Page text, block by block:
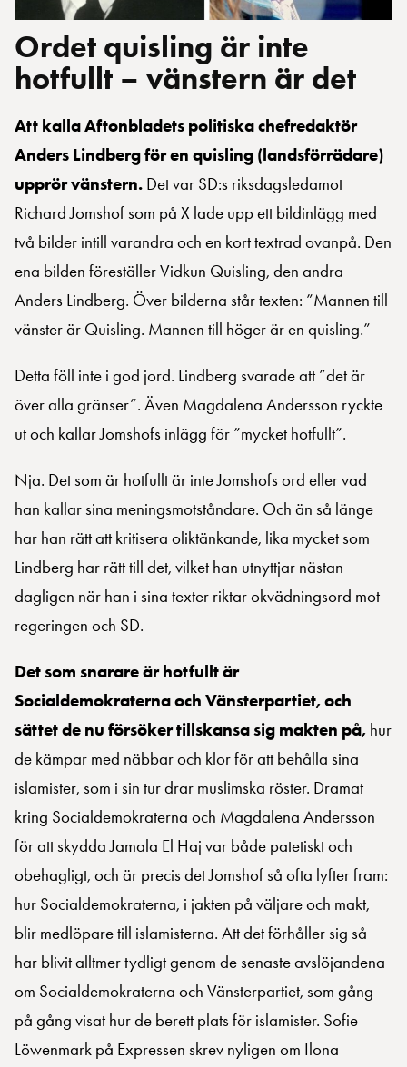
Ordet quisling är inte
hotfullt – vänstern är det
Att kalla Aftonbladets politiska chefredaktör
Anders Lindberg för en quisling (landsförrädare)
upprör vänstern. Det var SD:s riksdagsledamot
Richard Jomshof som på X lade upp ett bildinlägg med
två bilder intill varandra och en kort textrad ovanpå. Den
ena bilden föreställer Vidkun Quisling, den andra
Anders Lindberg. Över bilderna står texten: ”Mannen till
vänster är Quisling. Mannen till höger är en quisling.”
Detta föll inte i god jord. Lindberg svarade att ”det är
över alla gränser”. Även Magdalena Andersson ryckte
ut och kallar Jomshofs inlägg för ”mycket hotfullt”.
Nja. Det som är hotfullt är inte Jomshofs ord eller vad
han kallar sina meningsmotståndare. Och än så länge
har han rätt att kritisera oliktänkande, lika mycket som
Lindberg har rätt till det, vilket han utnyttjar nästan
dagligen när han i sina texter riktar okvädningsord mot
regeringen och SD.
Det som snarare är hotfullt är
Socialdemokraterna och Vänsterpartiet, och
sättet de nu försöker tillskansa sig makten på, hur
de kämpar med näbbar och klor för att behålla sina
islamister, som i sin tur drar muslimska röster. Dramat
kring Socialdemokraterna och Magdalena Andersson
för att skydda Jamala El Haj var både patetiskt och
obehagligt, och är precis det Jomshof så ofta lyfter fram:
hur Socialdemokraterna, i jakten på väljare och makt,
blir medlöpare till islamisterna. Att det förhåller sig så
har blivit alltmer tydligt genom de senaste avslöjandena
om Socialdemokraterna och Vänsterpartiet, som gång
på gång visat hur de berett plats för islamister. Sofie
Löwenmark på Expressen skrev nyligen om Ilona